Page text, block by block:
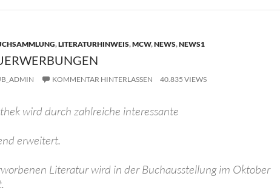
,LITERATURHINWEIS,MCW,NEWS,NEWS1
KOMMENTAR HINTERLASSEN 40.835 VIEWS
wird durch zahlreiche interessante
erweitert.
Literatur wird in der Buchausstellung im Oktober